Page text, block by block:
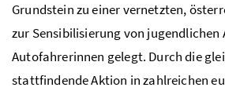
Grundstein zu einer vernetzten,
zur Sensibilisierung von
Autofahrerinnen gelegt. Durch die
stattfindende Aktion in zahlreichen